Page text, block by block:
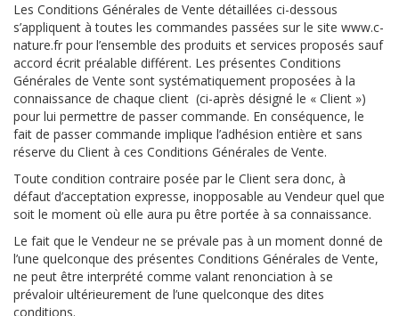
Les Conditions Générales de Vente détaillées ci-dessous
s’appliquent à toutes les commandes passées sur le site www.c-
nature.fr pour l’ensemble des produits et services proposés sauf
accord écrit préalable différent. Les présentes Conditions
Générales de Vente sont systématiquement proposées à la
connaissance de chaque client (ci-après désigné le « Client »)
pour lui permettre de passer commande. En conséquence, le
fait de passer commande implique l’adhésion entière et sans
réserve du Client à ces Conditions Générales de Vente.
Toute condition contraire posée par le Client sera donc, à
défaut d’acceptation expresse, inopposable au Vendeur quel que
soit le moment où elle aura pu être portée à sa connaissance.
Le fait que le Vendeur ne se prévale pas à un moment donné de
l’une quelconque des présentes Conditions Générales de Vente,
ne peut être interprété comme valant renonciation à se
prévaloir ultérieurement de l’une quelconque des dites
conditions.